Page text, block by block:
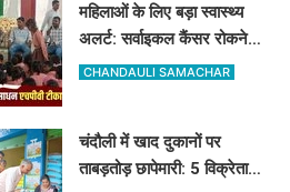
महिलाओं के लिए बड़ा स्वास्थ्य
अलर्ट: सर्वाइकल कैंसर रोकने
के लिए मुफ्त लग रहा HPV का
CHANDAULI SAMACHAR
चंदौली में खाद दुकानों पर
ताबड़तोड़ छापेमारी: 5 विक्रेताओं